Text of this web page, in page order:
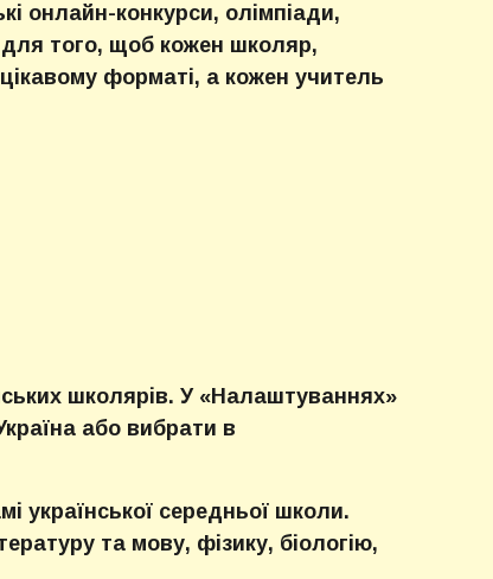
онлайн-конкурси, олімпіади,
того, щоб кожен школяр,
форматі, а кожен учитель
школярів. У «Налаштуваннях»
або вибрати в
української середньої школи.
та мову, фізику, біологію,